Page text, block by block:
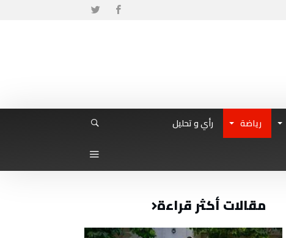
رياضة
رأي و تحليل
مقالات أكثر قراءة